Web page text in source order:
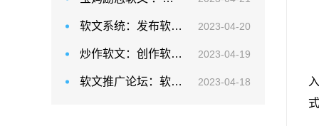
软文系统：发布软文后，需要通过数据分析和效果跟踪 2023-04-20
炒作软文：创作软文的时候要了解目标受众 2023-04-19
软文推广论坛：软文如何与观众建立联系 2023-04-18